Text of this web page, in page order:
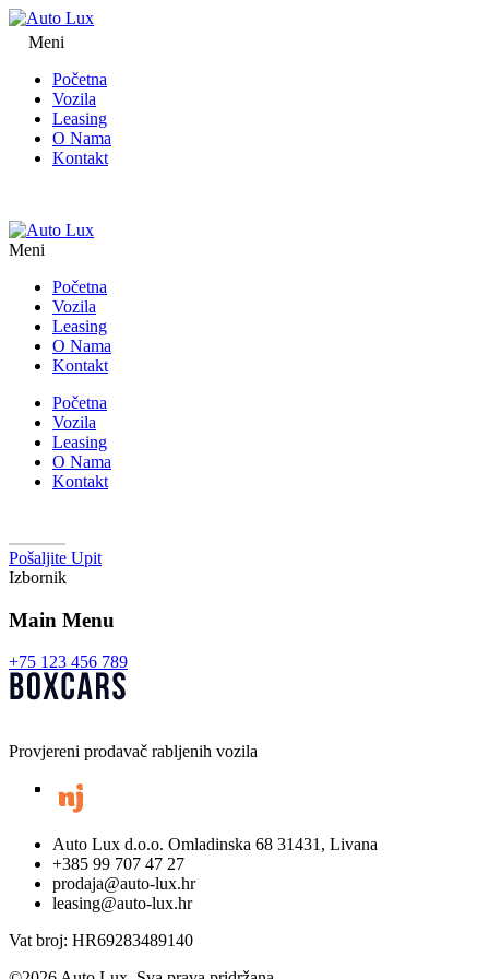
Meni
Početna
Vozila
Leasing
O Nama
Kontakt
Meni
Početna
Vozila
Leasing
O Nama
Kontakt
Početna
Vozila
Leasing
O Nama
Kontakt
Pošaljite Upit
Izbornik
Main Menu
+75 123 456 789
Provjereni prodavač rabljenih vozila
Auto Lux d.o.o. Omladinska 68 31431, Livana
+385 99 707 47 27
prodaja@auto-lux.hr
leasing@auto-lux.hr
Vat broj: HR69283489140